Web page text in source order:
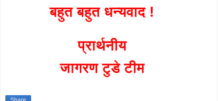
बहुत बहुत धन्यवाद !
प्रार्थनीय
जागरण टुडे टीम